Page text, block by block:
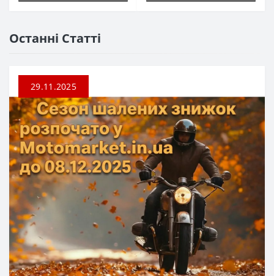
Останні Статті
29.11.2025